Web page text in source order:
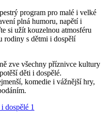
program pro malé i velké
plná humoru, napětí i
si užít kouzelnou atmosféru
rodiny s dětmi i dospělí
zve všechny příznivce kultury
děti i dospělé.
komedie i vážnější hry,